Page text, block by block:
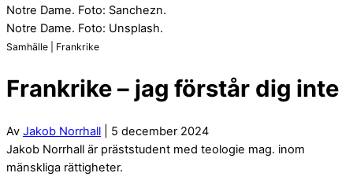
Notre Dame. Foto: Sanchezn.
Notre Dame. Foto: Unsplash.
Samhälle | Frankrike
Frankrike – jag förstår dig inte
Av Jakob Norrhall | 5 december 2024
Jakob Norrhall är präststudent med teologie mag. inom
mänskliga rättigheter.